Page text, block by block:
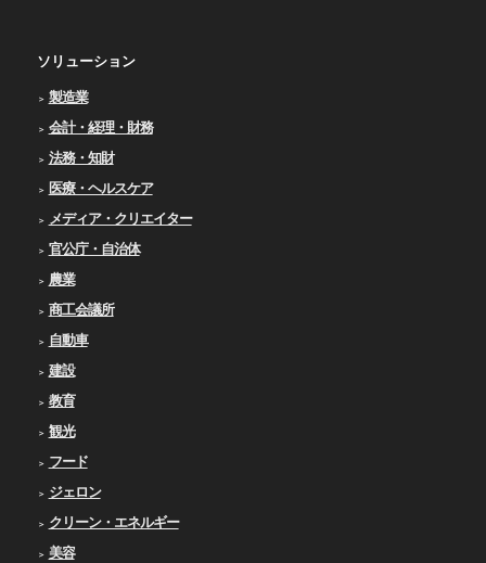
ソリューション
製造業
会計・経理・財務
法務・知財
医療・ヘルスケア
メディア・クリエイター
官公庁・自治体
農業
商工会議所
自動車
建設
教育
観光
フード
ジェロン
クリーン・エネルギー
美容